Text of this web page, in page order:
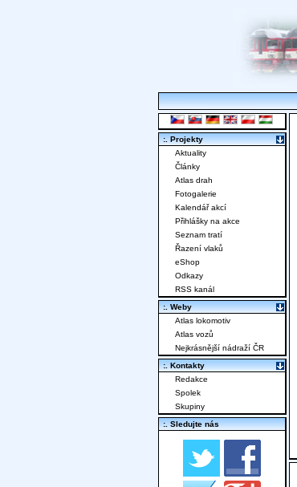
:. Projekty
Aktuality
Články
Atlas drah
Fotogalerie
Kalendář akcí
Přihlášky na akce
Seznam tratí
Řazení vlaků
eShop
Odkazy
RSS kanál
:. Weby
Atlas lokomotiv
Atlas vozů
Nejkrásnější nádraží ČR
:. Kontakty
Redakce
Spolek
Skupiny
:. Sledujte nás